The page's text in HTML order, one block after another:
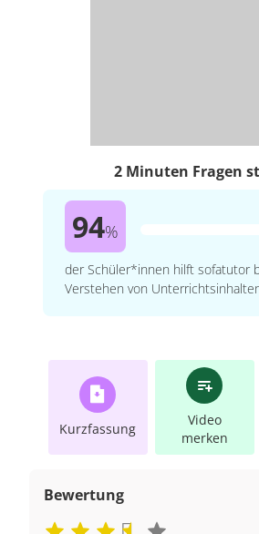
2 Minuten Fragen
94%
der Schüler*innen hilft sofatutor
Verstehen von
Kurzfassung
Video
merken
Bewertung